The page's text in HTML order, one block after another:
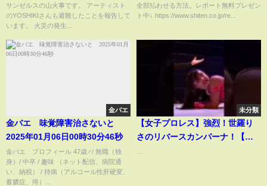
りやんレトリィバァさんも無事
報告
サンゼルスの山火事です。 アーティスト
のYOSHIKIさんも避難したことを報告して
います。 火災の発生...
全部払わせる方法。レポート無料プレゼン
ト中↓ https://www.shiten.co.jp/re...
金バエ
金バエ 味覚障害治さないと
2025年01月06日00時30分46秒
金バエ プロフィール 47歳♂/ 無職（独
身）/ 中卒 / 趣味 （ネット配信、病院通
い、納税） / 持病（アルコール性肝硬変、
蓄膿症、痔）...
未分類
【女子プロレス】強烈！世羅り
さのリバースカンパーナ！【玉